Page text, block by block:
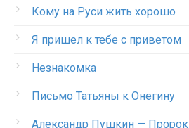
Кому на Руси жить хорошо
Я пришел к тебе с приветом
Незнакомка
Письмо Татьяны к Онегину
Александр Пушкин — Пророк